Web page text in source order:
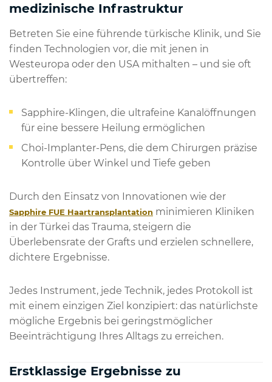
medizinische Infrastruktur
Betreten Sie eine führende türkische Klinik, und Sie
finden Technologien vor, die mit jenen in
Westeuropa oder den USA mithalten – und sie oft
übertreffen:
Sapphire-Klingen, die ultrafeine Kanalöffnungen
für eine bessere Heilung ermöglichen
Choi-Implanter-Pens, die dem Chirurgen präzise
Kontrolle über Winkel und Tiefe geben
Durch den Einsatz von Innovationen wie der
Sapphire FUE Haartransplantation minimieren Kliniken
in der Türkei das Trauma, steigern die
Überlebensrate der Grafts und erzielen schnellere,
dichtere Ergebnisse.
Jedes Instrument, jede Technik, jedes Protokoll ist
mit einem einzigen Ziel konzipiert: das natürlichste
mögliche Ergebnis bei geringstmöglicher
Beeinträchtigung Ihres Alltags zu erreichen.
Erstklassige Ergebnisse zu